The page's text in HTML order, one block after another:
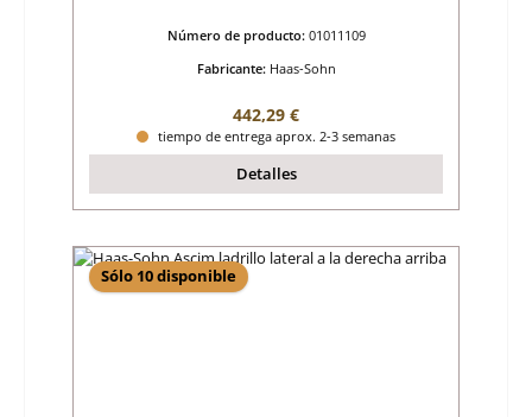
Número de producto: 01011109
Fabricante: Haas-Sohn
Precio normal:
442,29 €
tiempo de entrega aprox. 2-3 semanas
Detalles
Sólo 10 disponible